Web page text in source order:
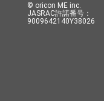
© oricon ME inc.
JASRAC許諾番号：
9009642140Y38026